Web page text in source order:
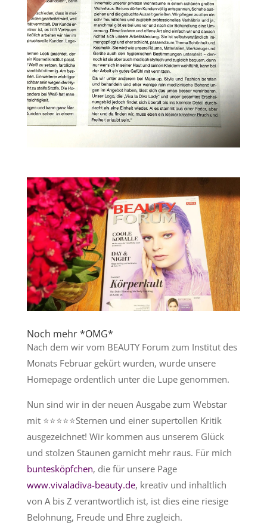
Noch mehr *OMG*
Nach dem wir vom BEAUTY Forum zum Institut des
Monats Februar gekürt wurden, wurde unsere
Homepage ordentlich unter die Lupe genommen.
Nun sind wir in der neuen Ausgabe zum Webstar
mit ⭐️⭐️⭐️⭐️⭐️Sternen und einer supertollen Kritik
ausgezeichnet! Wir kommen aus unserem Glück
und stolzen Staunen garnicht mehr raus. Für mich
buntesköpfchen, die für unsere Page
www.vivaladiva-beauty.de, kreativ und inhaltlich
von A bis Z verantwortlich ist, ist dies eine riesige
Belohnung, Freude und Ehre zugleich.